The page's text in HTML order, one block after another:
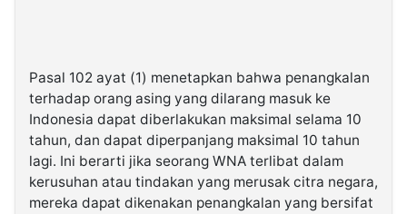
Pasal 102 ayat (1) menetapkan bahwa penangkalan
terhadap orang asing yang dilarang masuk ke
Indonesia dapat diberlakukan maksimal selama 10
tahun, dan dapat diperpanjang maksimal 10 tahun
lagi. Ini berarti jika seorang WNA terlibat dalam
kerusuhan atau tindakan yang merusak citra negara,
mereka dapat dikenakan penangkalan yang bersifat